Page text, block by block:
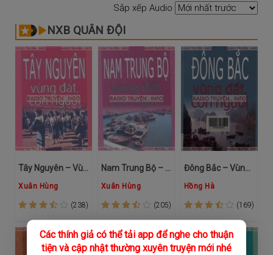
Các thính giả có thể tải app để nghe cho thuận
tiện và cập nhật thường xuyên truyện mới nhé
Sắp xếp Audio
NXB QUÂN ĐỘI
Tây Nguyên – Vùng Đất Và Con Người
Xuân Hùng
(238)
Nam Trung Bộ – Vùng Đất, Con Người
Xuân Hùng
(205)
Đông Bắc – Vùng Đất, Con Người
Hồng Hà
(169)